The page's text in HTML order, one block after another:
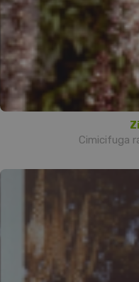
Cimicifuga